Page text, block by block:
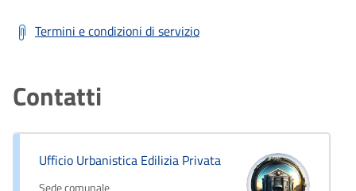
Termini e condizioni di servizio
Contatti
Ufficio Urbanistica Edilizia Privata
Sede comunale